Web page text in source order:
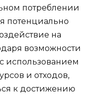
потреблении
потенциально
на
возможности
использованием
и отходов,
к достижению